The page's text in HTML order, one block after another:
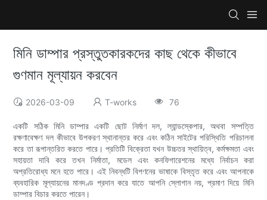
মিনি ডাম্পার প্রস্তুতকারকদের কাছ থেকে কীভাবে
গুণমান মূল্যায়ন করবেন
2026-03-09 T-works 76
একটি সঠিক মিনি ডাম্পার একটি ছোট নির্মাণ দল, ল্যান্ডস্কেপার, অথবা সম্পত্তি
রক্ষণাবেক্ষণ দল কীভাবে উপকরণ স্থানান্তর করে এবং কঠিন সাইটের পরিস্থিতি পরিচালনা
করে তা রূপান্তরিত করতে পারে। প্রতিটি বিক্রেতা যখন উচ্চতর স্থায়িত্ব, কর্মক্ষমতা এবং
সহায়তা দাবি করে তখন নির্মাতা, মডেল এবং কনফিগারেশনের মধ্যে নির্বাচন করা
অপ্রতিরোধ্য মনে হতে পারে। এই নিবন্ধটি বিপণনের ভাষাকে বিস্তৃত করে এবং আপনাকে
ব্যবহারিক মূল্যায়নের মানদণ্ড প্রদান করে যাতে আপনি স্লোগান নয়, প্রমাণ দিয়ে মিনি
ডাম্পার বিচার করতে পারেন।